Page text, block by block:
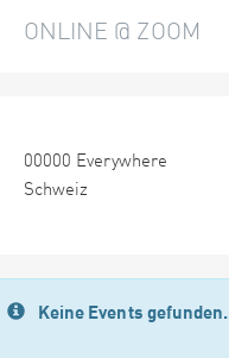
ONLINE @ ZOOM
00000 Everywhere
Schweiz
Keine Events gefunden.